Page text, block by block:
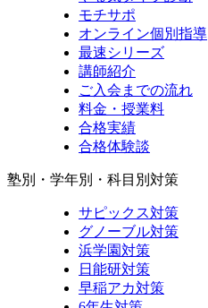
モチサポ
オンライン個別指導
最速シリーズ
講師紹介
ご入会までの流れ
料金・授業料
合格実績
合格体験談
塾別・学年別・科目別対策
サピックス対策
グノーブル対策
浜学園対策
日能研対策
早稲アカ対策